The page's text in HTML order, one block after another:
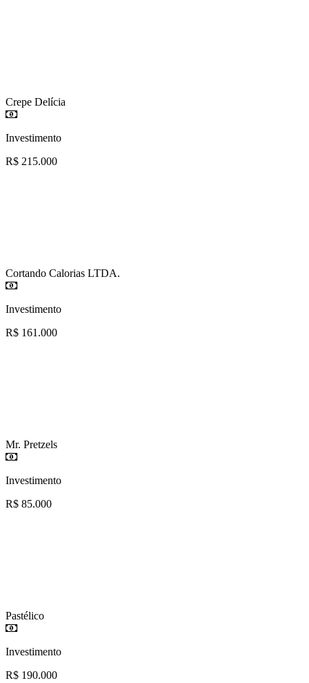
Crepe Delícia
Investimento
R$ 215.000
Cortando Calorias LTDA.
Investimento
R$ 161.000
Mr. Pretzels
Investimento
R$ 85.000
Pastélico
Investimento
R$ 190.000